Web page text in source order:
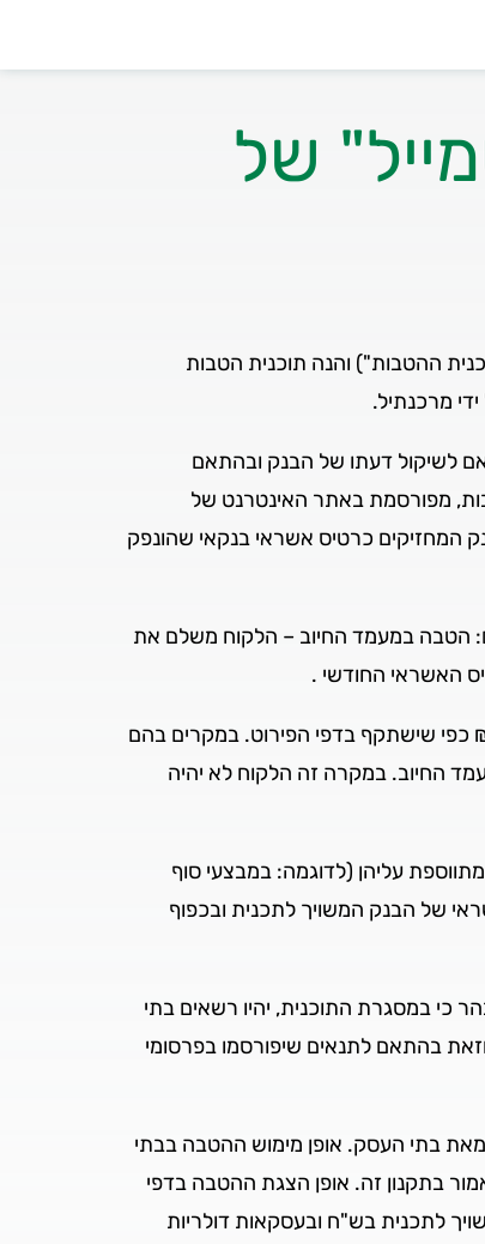
של
ההטבות") והנה תוכנית הטבות
מרכנתיל.
לשיקול דעתו של הבנק ובהתאם
מפורסמת באתר האינטרנט של
המחזיקים כרטיס אשראי בנקאי שהונפק
הטבה במעמד החיוב – הלקוח משלם את
האשראי החודשי .
עלות המוצר 100 ש"ח וניתנים %10 הנחה במעמד החיוב. הלקוח ישלם בבית העסק100 ₪ ויחויב בפועל ב – 90 ₪ כפי שישתקף בדפי הפירוט. במקרים בהם
החיוב. במקרה זה הלקוח לא יהיה
עליהן (לדוגמה: במבצעי סוף
של הבנק המשויך לתכנית ובכפוף
כי במסגרת התוכנית, יהיו רשאים בתי
בהתאם לתנאים שיפורסמו בפרסומי
מאת בתי העסק. אופן מימוש ההטבה בבתי
בתקנון זה. אופן הצגת ההטבה בדפי
לתכנית בש"ח ובעסקאות דולריות